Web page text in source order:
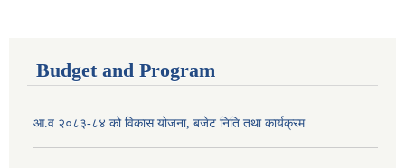
Budget and Program
आ.व २०८३-८४ को विकास योजना, बजेट निति तथा कार्यक्रम